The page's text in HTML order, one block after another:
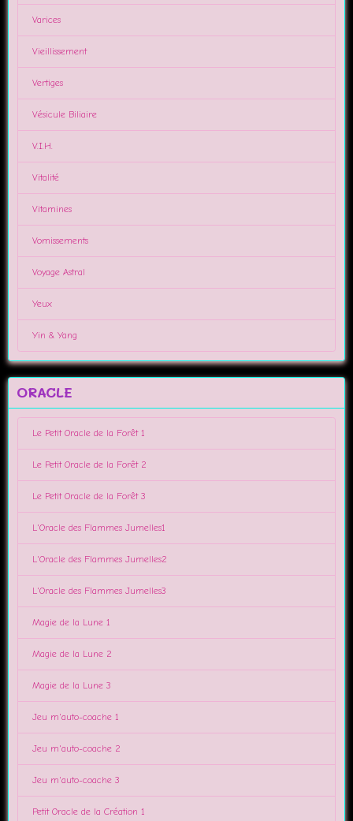
Varices
Vieillissement
Vertiges
Vésicule Biliaire
V.I.H.
Vitalité
Vitamines
Vomissements
Voyage Astral
Yeux
Yin & Yang
ORACLE
Le Petit Oracle de la Forêt 1
Le Petit Oracle de la Forêt 2
Le Petit Oracle de la Forêt 3
L'Oracle des Flammes Jumelles1
L'Oracle des Flammes Jumelles2
L'Oracle des Flammes Jumelles3
Magie de la Lune 1
Magie de la Lune 2
Magie de la Lune 3
Jeu m'auto-coache 1
Jeu m'auto-coache 2
Jeu m'auto-coache 3
Petit Oracle de la Création 1